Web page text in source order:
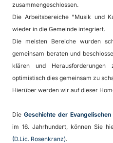
zusammengeschlossen.
Die Arbeitsbereiche "Musik und
wieder in die Gemeinde integriert.
Die meisten Bereiche wurden
gemeinsam beraten und
klären und
optimistisch dies gemeinsam zu
Hierüber werden wir auf dieser
Die Geschichte der
im 16. Jahrhundert, können Sie
(D.Lic. Rosenkranz).